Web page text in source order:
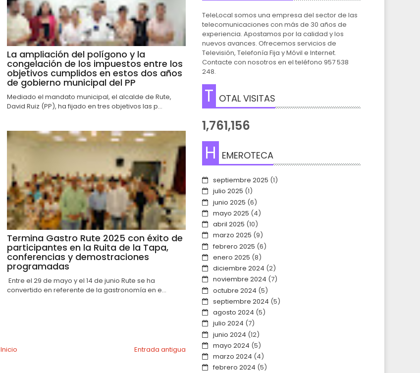
La ampliación del polígono y la
congelación de los impuestos entre los
objetivos cumplidos en estos dos años
de gobierno municipal del PP
Mediado el mandato municipal, el alcalde de Rute,
David Ruiz (PP), ha fijado en tres objetivos las p...
Termina Gastro Rute 2025 con éxito de
participantes en la Ruita de la Tapa,
conferencias y demostraciones
programadas
Entre el 29 de mayo y el 14 de junio Rute se ha
convertido en referente de la gastronomía en e...
Entrada antigua
Inicio
TeleLocal somos una empresa del sector de las
telecomunicaciones con más de 30 años de
experiencia. Apostamos por la calidad y los
nuevos avances. Ofrecemos servicios de
Televisión, Telefonía Fija y Móvil e Internet.
Contacte con nosotros en el teléfono 957 538
248.
T OTAL VISITAS
1,761,156
H EMEROTECA
septiembre 2025 (1)
julio 2025 (1)
junio 2025 (6)
mayo 2025 (4)
abril 2025 (10)
marzo 2025 (9)
febrero 2025 (6)
enero 2025 (8)
diciembre 2024 (2)
noviembre 2024 (7)
octubre 2024 (5)
septiembre 2024 (5)
agosto 2024 (5)
julio 2024 (7)
junio 2024 (12)
mayo 2024 (5)
marzo 2024 (4)
febrero 2024 (5)